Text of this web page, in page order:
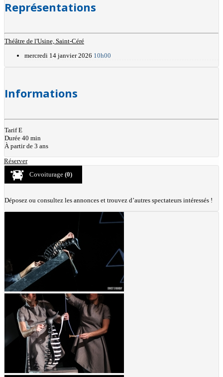
Représentations
Théâtre de l'Usine, Saint-Céré
mercredi 14 janvier 2026 10h00
Informations
Tarif E
Durée 40 min
À partir de 3 ans
Réserver
Covoiturage (0)
Déposez ou consultez les annonces et trouvez d’autres spectateurs intéressés !